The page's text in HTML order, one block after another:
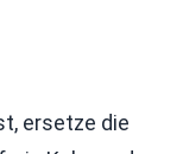
ersetze die